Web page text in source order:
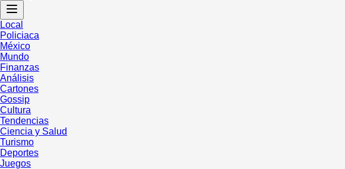
Local
Policiaca
México
Mundo
Finanzas
Análisis
Cartones
Gossip
Cultura
Tendencias
Ciencia y Salud
Turismo
Deportes
Juegos